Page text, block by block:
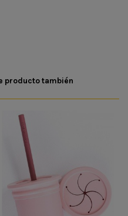
producto también